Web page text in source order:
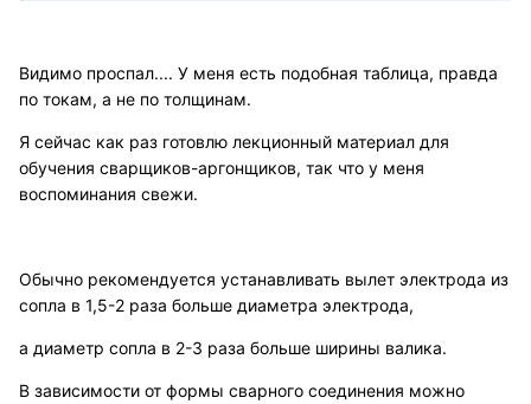
Видимо проспал.... У меня есть подобная таблица, правда
по токам, а не по толщинам.
Я сейчас как раз готовлю лекционный материал для
обучения сварщиков-аргонщиков, так что у меня
воспоминания свежи.
Обычно рекомендуется устанавливать вылет электрода из
сопла в 1,5-2 раза больше диаметра электрода,
а диаметр сопла в 2-3 раза больше ширины валика.
В зависимости от формы сварного соединения можно